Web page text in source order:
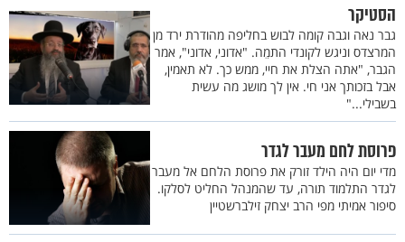
הסטיקר
גבר נאה וגבה קומה לבוש בחליפה מהודרת ירד מן
המרצדס וניגש לקונדי התמֵה. "אדוני, אדוני", אמר
הגבר, "אתה הצלת את חיי, ממש כך. לא תאמין,
אבל בזכותך אני חי. אין לך מושג מה עשית
בשבילי..."
פרוסת לחם מעבר לגדר
מדי יום היה הילד זורק את פרוסת הלחם אל מעבר
לגדר התלמוד תורה, עד שהמנהל החליט לסלקו.
סיפור אמיתי מפי הרב יצחק זילברשטיין